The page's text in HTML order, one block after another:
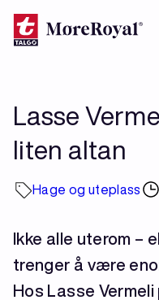
Hopp
Lasse
liten altan
Hage og uteplass
Ikke alle uterom –
trenger å være
Hos Lasse